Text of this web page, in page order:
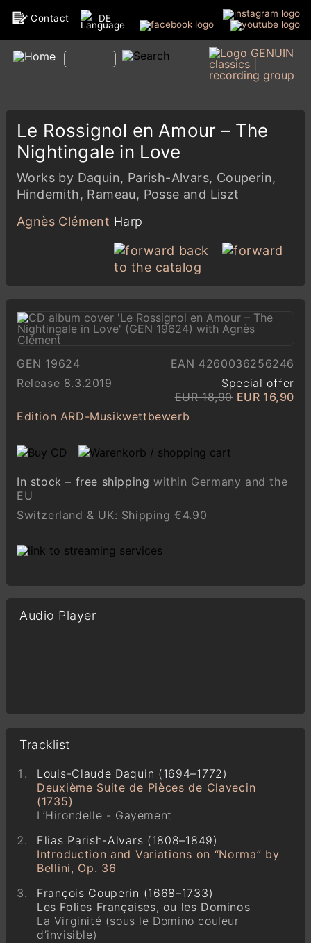
Contact DE
Le Rossignol en Amour – The
Nightingale in Love
Works by Daquin, Parish-Alvars, Couperin,
Hindemith, Rameau, Posse and Liszt
Agnès Clément Harp
back
to the catalog
GEN 19624
EAN 4260036256246
Release 8.3.2019
Special offer
EUR 18,90 EUR 16,90
Edition ARD-Musikwettbewerb
In stock – free shippingwithin Germany and the
EU
Switzerland & UK: Shipping €4.90
Audio Player
Tracklist
Louis-Claude Daquin (1694–1772)
Deuxième Suite de Pièces de Clavecin
(1735)
L’Hirondelle - Gayement
Elias Parish-Alvars (1808–1849)
Introduction and Variations on “Norma” by
Bellini, Op. 36
François Couperin (1668–1733)
Les Folies Françaises, ou les Dominos
La Virginité (sous le Domino couleur
d’invisible)